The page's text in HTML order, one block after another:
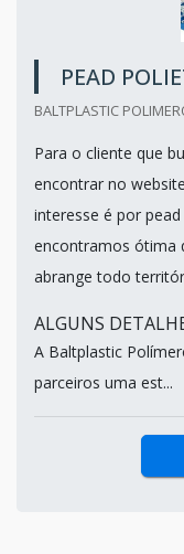
PEAD
BALTPLASTIC
Para o cliente que
encontrar no
interesse é por
encontramos ótima
abrange todo
ALGUNS
A Baltplastic
parceiros uma est...